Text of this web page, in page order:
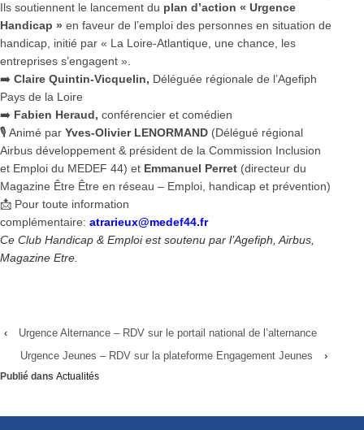
Ils soutiennent le lancement du plan d’action « Urgence
Handicap » en faveur de l’emploi des personnes en situation de
handicap, initié par « La Loire-Atlantique, une chance, les
entreprises s’engagent ».
➡️ Claire Quintin-Vicquelin, Déléguée régionale de l’Agefiph
Pays de la Loire
➡️ Fabien Heraud, conférencier et comédien
🎙️ Animé par Yves-Olivier LENORMAND (Délégué régional
Airbus développement & président de la Commission Inclusion
et Emploi du MEDEF 44) et Emmanuel Perret (directeur du
Magazine Être Être en réseau – Emploi, handicap et prévention)
📩 Pour toute information
complémentaire: atrarieux@medef44.fr
Ce Club Handicap & Emploi est soutenu par l’Agefiph, Airbus,
Magazine Etre.
‹
Urgence Alternance – RDV sur le portail national de l’alternance
Urgence Jeunes – RDV sur la plateforme Engagement Jeunes
›
Publié dans Actualités